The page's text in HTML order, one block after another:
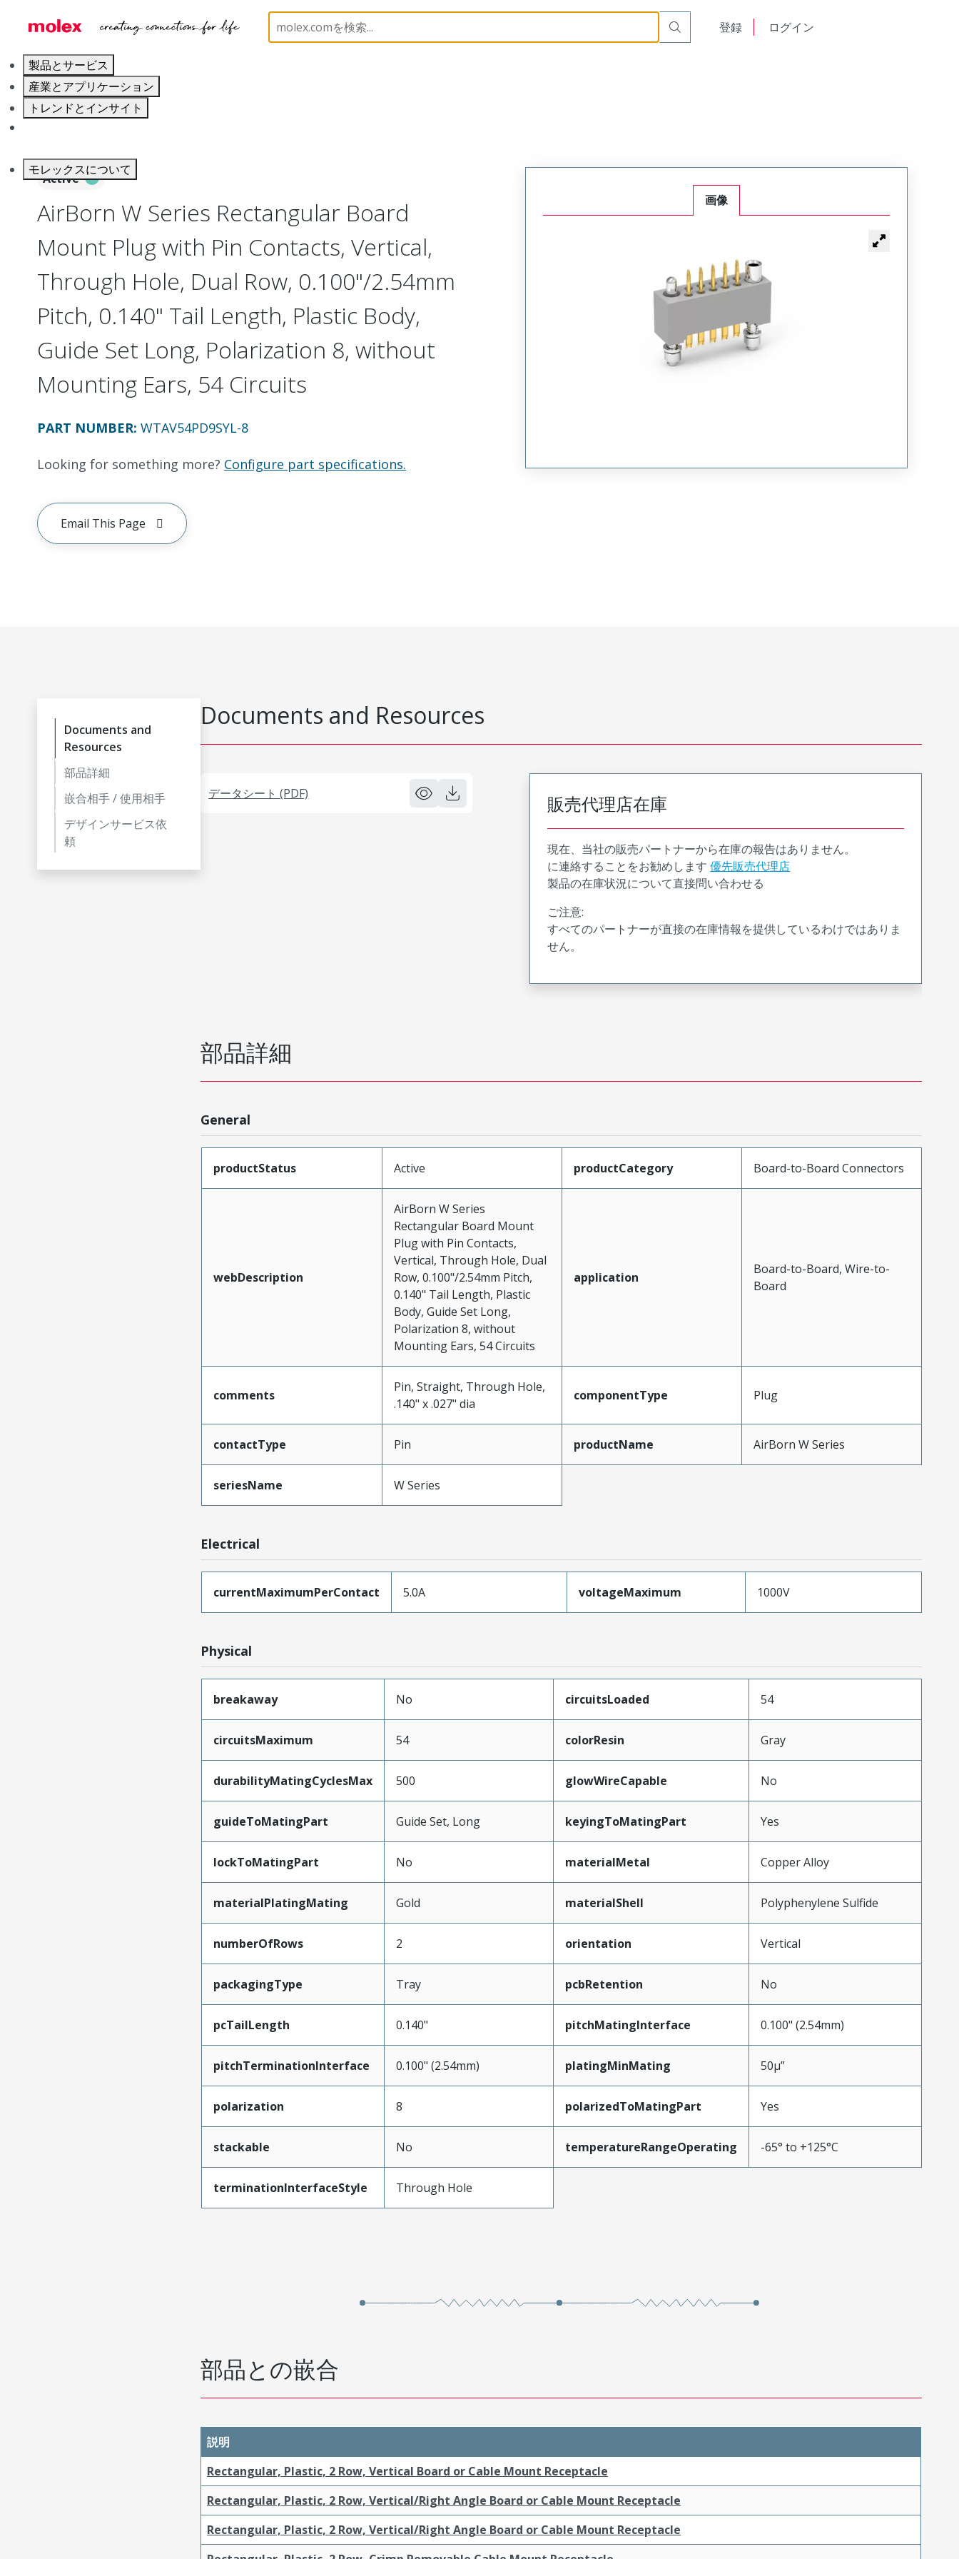
登録 ログイン
製品とサービス
産業とアプリケーション
トレンドとインサイト
モレックスについて
Board-to-Board Connectors Rectangular, Plastic, 2 Row, Vertical Board or Cable Mount Plug
Active
AirBorn W Series Rectangular Board
Mount Plug with Pin Contacts, Vertical,
Through Hole, Dual Row, 0.100"/2.54mm
Pitch, 0.140" Tail Length, Plastic Body,
Guide Set Long, Polarization 8, without
Mounting Ears, 54 Circuits
PART NUMBER: WTAV54PD9SYL-8
Looking for something more? Configure part specifications.
Email This Page
画像
Documents and
Resources
部品詳細
嵌合相手 / 使用相手
デザインサービス依
頼
Documents and Resources
データシート (PDF) 販売代理店在庫
現在、当社の販売パートナーから在庫の報告はありません。
に連絡することをお勧めします 優先販売代理店
製品の在庫状況について直接問い合わせる
ご注意:
すべてのパートナーが直接の在庫情報を提供しているわけではありま
せん。
部品詳細
General
productStatus Active productCategory Board-to-Board Connectors
webDescription
AirBorn W Series
Rectangular Board Mount
Plug with Pin Contacts,
Vertical, Through Hole, Dual
Row, 0.100"/2.54mm Pitch,
0.140" Tail Length, Plastic
Body, Guide Set Long,
Polarization 8, without
Mounting Ears, 54 Circuits
application
Board-to-Board, Wire-to-
Board
comments
Pin, Straight, Through Hole,
.140" x .027" dia
componentType Plug
contactType Pin productName AirBorn W Series
seriesName W Series
Electrical
currentMaximumPerContact 5.0A voltageMaximum 1000V
Physical
breakaway No circuitsLoaded 54
circuitsMaximum 54 colorResin Gray
durabilityMatingCyclesMax 500 glowWireCapable No
guideToMatingPart Guide Set, Long keyingToMatingPart Yes
lockToMatingPart No materialMetal Copper Alloy
materialPlatingMating Gold materialShell Polyphenylene Sulfide
numberOfRows 2 orientation Vertical
packagingType Tray pcbRetention No
pcTailLength 0.140" pitchMatingInterface 0.100" (2.54mm)
pitchTerminationInterface 0.100" (2.54mm) platingMinMating 50µ”
polarization 8 polarizedToMatingPart Yes
stackable No temperatureRangeOperating -65° to +125°C
terminationInterfaceStyle Through Hole
部品との嵌合
説明
Rectangular, Plastic, 2 Row, Vertical Board or Cable Mount Receptacle
Rectangular, Plastic, 2 Row, Vertical/Right Angle Board or Cable Mount Receptacle
Rectangular, Plastic, 2 Row, Vertical/Right Angle Board or Cable Mount Receptacle